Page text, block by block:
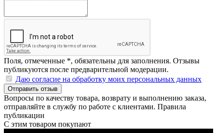
Поля, отмеченные *, обязательны для заполнения. Отзывы
публикуются после предварительной модерации.
Даю согласие на обработку моих персональных данных
Отправить отзыв
Вопросы по качеству товара, возврату и выполнению заказа,
отправляйте в службу по работе с клиентами. Правила
публикации
С этим товаром покупают